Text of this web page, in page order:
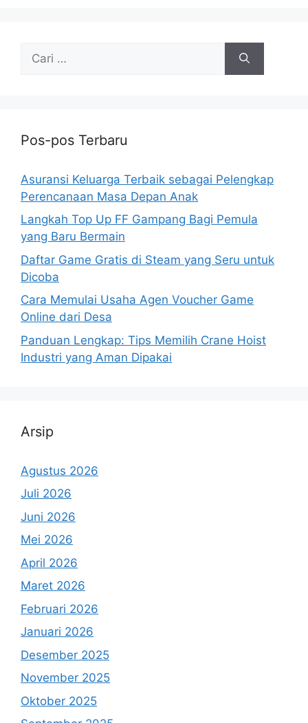
untuk:
Pos-pos Terbaru
Asuransi Keluarga Terbaik sebagai Pelengkap
Perencanaan Masa Depan Anak
Langkah Top Up FF Gampang Bagi Pemula
yang Baru Bermain
Daftar Game Gratis di Steam yang Seru untuk
Dicoba
Cara Memulai Usaha Agen Voucher Game
Online dari Desa
Panduan Lengkap: Tips Memilih Crane Hoist
Industri yang Aman Dipakai
Arsip
Agustus 2026
Juli 2026
Juni 2026
Mei 2026
April 2026
Maret 2026
Februari 2026
Januari 2026
Desember 2025
November 2025
Oktober 2025